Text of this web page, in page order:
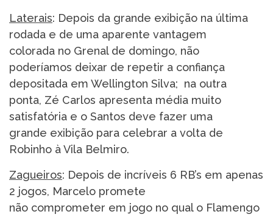
Laterais: Depois da grande exibição na última
rodada e de uma aparente vantagem
colorada no Grenal de domingo, não
poderíamos deixar de repetir a confiança
depositada em Wellington Silva; na outra
ponta, Zé Carlos apresenta média muito
satisfatória e o Santos deve fazer uma
grande exibição para celebrar a volta de
Robinho à Vila Belmiro.
Zagueiros: Depois de incríveis 6 RB’s em apenas
2 jogos, Marcelo promete
não comprometer em jogo no qual o Flamengo